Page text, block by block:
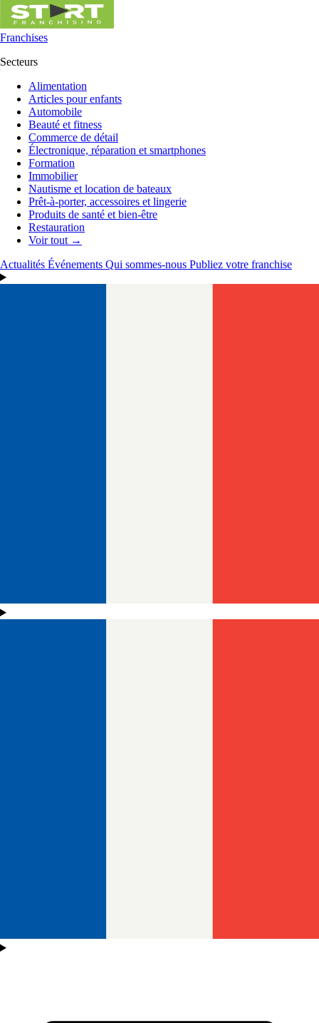
Franchises
Secteurs
Alimentation
Articles pour enfants
Automobile
Beauté et fitness
Commerce de détail
Électronique, réparation et smartphones
Formation
Immobilier
Nautisme et location de bateaux
Prêt-à-porter, accessoires et lingerie
Produits de santé et bien-être
Restauration
Voir tout →
Actualités Événements Qui sommes-nous Publiez votre franchise